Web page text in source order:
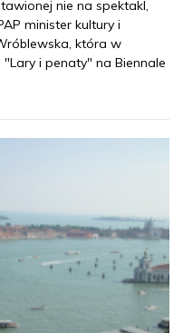
nie na spektakl,
minister kultury i
która w
i penaty" na Biennale